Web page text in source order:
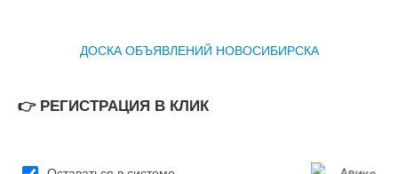
ДОСКА ОБЪЯВЛЕНИЙ НОВОСИБИРСКА
👉 РЕГИСТРАЦИЯ В КЛИК